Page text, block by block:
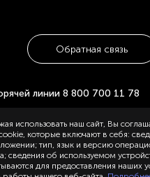
Обратная связь
линии 8 800 700 11 78
Все права защищены.
сайта polaris.ru возможно только с
с указанием активной ссылки на
Карта сайта
использовать наш сайт, Вы
которые включают в себя:
тип, язык и версию
сведения об используемом
для предоставления наших